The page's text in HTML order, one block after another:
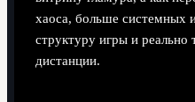
хаоса, больше системных
структуру игры и реально
дистанции.